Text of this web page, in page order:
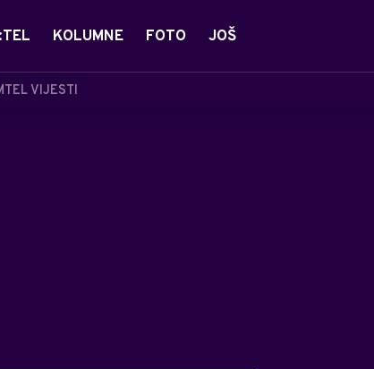
VIJESTI
KOLUMNE FOTO JOŠ